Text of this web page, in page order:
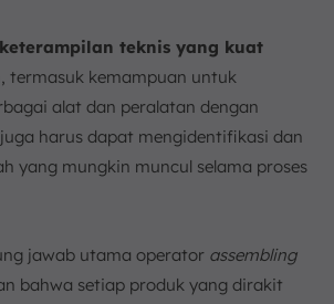
keterampilan teknis yang kuat
termasuk kemampuan untuk
alat dan peralatan dengan
harus dapat mengidentifikasi dan
yang mungkin muncul selama proses
jawab utama operator assembling
bahwa setiap produk yang dirakit